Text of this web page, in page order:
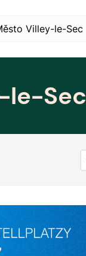
le-Sec